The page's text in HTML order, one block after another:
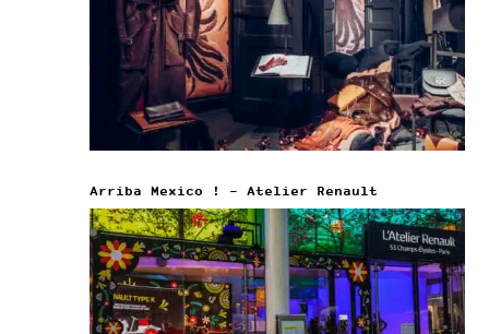
Arriba Mexico ! – Atelier Renault